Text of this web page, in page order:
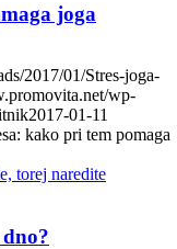
joga
2017/01/Stres-joga-
wp-
2017-01-11
kako pri tem pomaga